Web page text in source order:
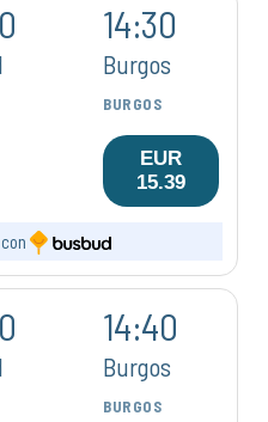
14:30
Burgos
BURGOS
EUR
15.39
con
14:40
Burgos
BURGOS